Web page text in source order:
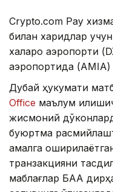
Crypto.com Pay
билан харидлар
халқаро аэропорти
аэропортида
Дубай ҳукумати
Office маълум
жисмоний
буюртма
амалга
транзакцияни
маблағлар БАА